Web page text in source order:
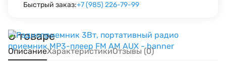
Быстрый заказ:+7 (985) 226-79-99
О товаре
ОписаниеХарактеристикиОтзывы (0)